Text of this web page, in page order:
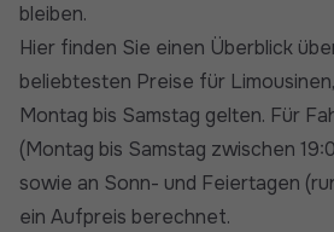
bleiben.
Hier finden Sie einen Überblick
beliebtesten Preise für
Montag bis Samstag gelten. Für
(Montag bis Samstag zwischen
sowie an Sonn- und Feiertagen
ein Aufpreis berechnet.